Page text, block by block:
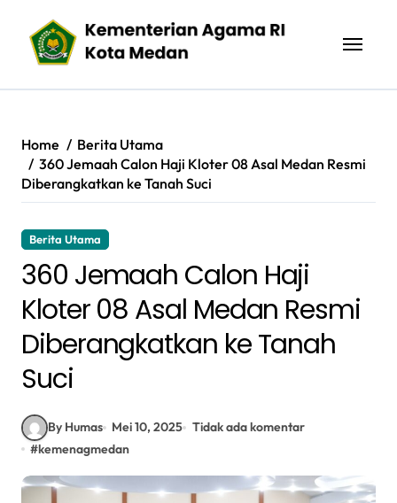
content
Home
Berita Utama
360 Jemaah Calon Haji Kloter 08 Asal Medan Resmi
Diberangkatkan ke Tanah Suci
Berita Utama
360 Jemaah Calon Haji
Kloter 08 Asal Medan Resmi
Diberangkatkan ke Tanah
Suci
By Humas Mei 10, 2025 Tidak ada komentar
#kemenagmedan